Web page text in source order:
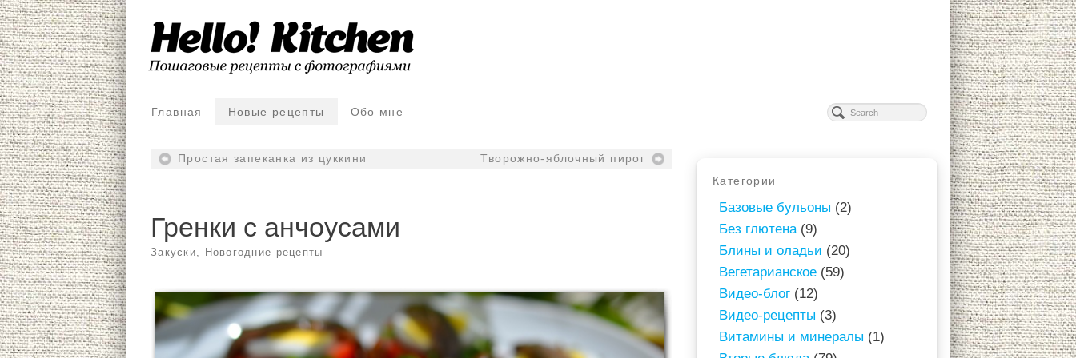
Главная Новые рецепты Обо мне
Простая запеканка из цуккини Творожно-яблочный пирог
Гренки с анчоусами
Закуски, Новогодние рецепты
Категории
Базовые бульоны (2)
Без глютена(9)
Блины и оладьи (20)
Вегетарианское (59)
Видео-блог (12)
Видео-рецепты (3)
Витамины и минералы (1)